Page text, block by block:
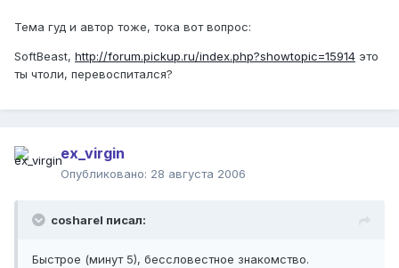
Тема гуд и автор тоже, тока вот вопрос:
SoftBeast, http://forum.pickup.ru/index.php?showtopic=15914 это
ты чтоли, перевоспитался?
ex_virgin
Опубликовано: 28 августа 2006
cosharel писал:
Быстрое (минут 5), бессловестное знакомство.